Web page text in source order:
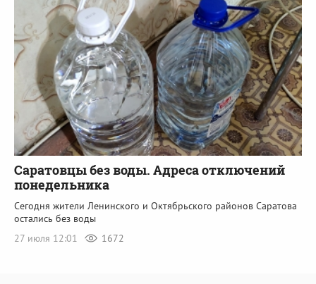
Саратовцы без воды. Адреса отключений
понедельника
Сегодня жители Ленинского и Октябрьского районов Саратова
остались без воды
27 июля 12:01
1672